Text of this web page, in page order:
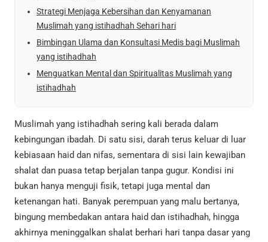
Strategi Menjaga Kebersihan dan Kenyamanan
Muslimah yang istihadhah Sehari hari
Bimbingan Ulama dan Konsultasi Medis bagi Muslimah
yang istihadhah
Menguatkan Mental dan Spiritualitas Muslimah yang
istihadhah
Muslimah yang istihadhah sering kali berada dalam
kebingungan ibadah. Di satu sisi, darah terus keluar di luar
kebiasaan haid dan nifas, sementara di sisi lain kewajiban
shalat dan puasa tetap berjalan tanpa gugur. Kondisi ini
bukan hanya menguji fisik, tetapi juga mental dan
ketenangan hati. Banyak perempuan yang malu bertanya,
bingung membedakan antara haid dan istihadhah, hingga
akhirnya meninggalkan shalat berhari hari tanpa dasar yang